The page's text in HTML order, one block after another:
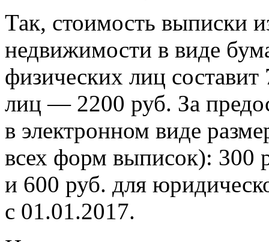
Так, стоимость выписки
недвижимости в виде
физических лиц
лиц — 2200 руб. За
в электронном виде
всех форм выписок): 300
и 600 руб. для
с 01.01.2017.